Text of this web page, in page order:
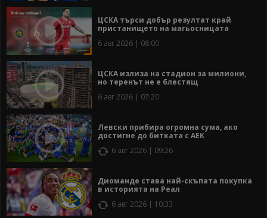
ЦСКА търси добър резултат край
пристанището на магьосницата
6 авг 2026 | 08:00
ЦСКА излиза на стадион за милиони,
но теренът не е блестящ
6 авг 2026 | 07:20
Левски прибира огромна сума, ако
достигне до битката с АЕК
6 авг 2026 | 09:26
Диоманде става най-скъпата покупка
в историята на Реал
6 авг 2026 | 10:33